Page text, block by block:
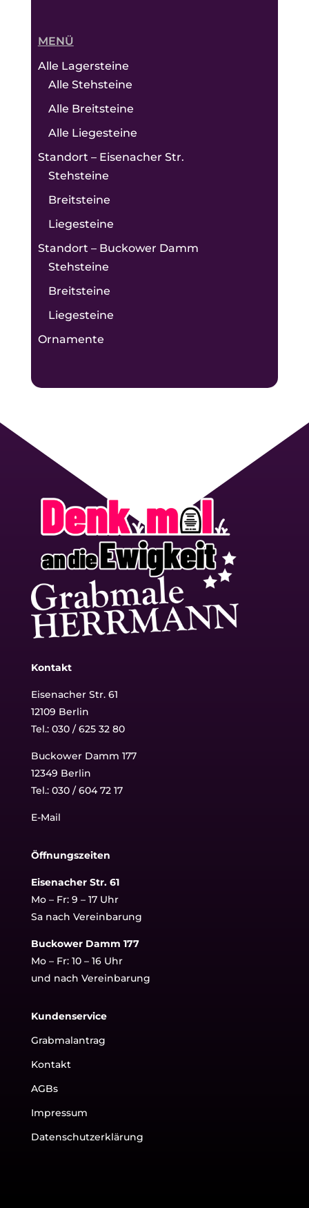
MENÜ
Alle Lagersteine
Alle Stehsteine
Alle Breitsteine
Alle Liegesteine
Standort – Eisenacher Str.
Stehsteine
Breitsteine
Liegesteine
Standort – Buckower Damm
Stehsteine
Breitsteine
Liegesteine
Ornamente
Kontakt
Eisenacher Str. 61
12109 Berlin
Tel.: 030 / 625 32 80
Buckower Damm 177
12349 Berlin
Tel.: 030 / 604 72 17
E-Mail
Öffnungszeiten
Eisenacher Str. 61
Mo – Fr: 9 – 17 Uhr
Sa nach Vereinbarung
Buckower Damm 177
Mo – Fr: 10 – 16 Uhr
und nach Vereinbarung
Kundenservice
Grabmalantrag
Kontakt
AGBs
Impressum
Datenschutzerklärung